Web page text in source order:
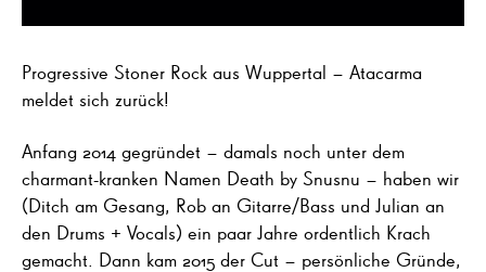
Progressive Stoner Rock aus Wuppertal – Atacarma
meldet sich zurück!
Anfang 2014 gegründet – damals noch unter dem
charmant-kranken Namen Death by Snusnu – haben wir
(Ditch am Gesang, Rob an Gitarre/Bass und Julian an
den Drums + Vocals) ein paar Jahre ordentlich Krach
gemacht. Dann kam 2015 der Cut – persönliche Gründe,